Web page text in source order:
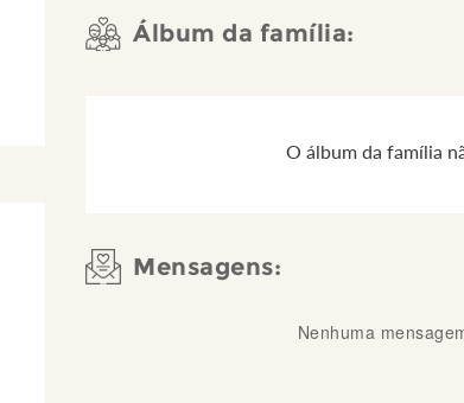
Álbum da família:
O álbum da família
Mensagens:
Nenhuma